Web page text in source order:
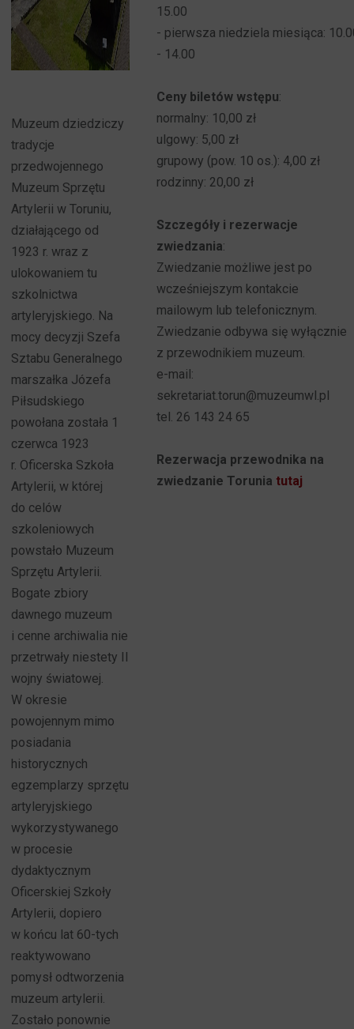
Muzeum dziedziczy
tradycje
przedwojennego
Muzeum Sprzętu
Artylerii w Toruniu,
działającego od
1923 r. wraz z
ulokowaniem tu
szkolnictwa
artyleryjskiego. Na
mocy decyzji Szefa
Sztabu Generalnego
marszałka Józefa
Piłsudskiego
powołana została 1
czerwca 1923
r. Oficerska Szkoła
Artylerii, w której
do celów
szkoleniowych
powstało Muzeum
Sprzętu Artylerii.
Bogate zbiory
dawnego muzeum
i cenne archiwalia nie
przetrwały niestety II
wojny światowej.
W okresie
powojennym mimo
posiadania
historycznych
egzemplarzy sprzętu
artyleryjskiego
wykorzystywanego
w procesie
dydaktycznym
Oficerskiej Szkoły
Artylerii, dopiero
w końcu lat 60-tych
reaktywowano
pomysł odtworzenia
muzeum artylerii.
Zostało ponownie
15.00
- pierwsza niedziela miesiąca:
- 14.00
Ceny biletów wstępu:
normalny: 10,00 zł
ulgowy: 5,00 zł
grupowy (pow. 10 os.): 4,00 zł
rodzinny: 20,00 zł
Szczegóły i rezerwacje
zwiedzania:
Zwiedzanie możliwe jest po
wcześniejszym kontakcie
mailowym lub telefonicznym.
Zwiedzanie odbywa się wyłącznie
z przewodnikiem muzeum.
e-mail:
sekretariat.torun@muzeumwl.pl
tel. 26 143 24 65
Rezerwacja przewodnika na
zwiedzanie Torunia tutaj